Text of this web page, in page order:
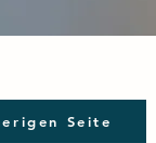
Seite